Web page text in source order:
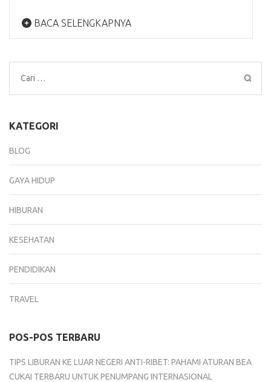
BACA SELENGKAPNYA
Cari
KATEGORI
BLOG
GAYA HIDUP
HIBURAN
KESEHATAN
PENDIDIKAN
TRAVEL
POS-POS TERBARU
TIPS LIBURAN KE LUAR NEGERI ANTI-RIBET: PAHAMI ATURAN BEA
CUKAI TERBARU UNTUK PENUMPANG INTERNASIONAL